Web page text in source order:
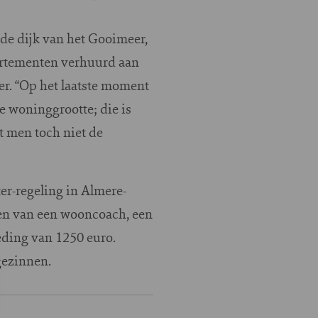
dijk van het Gooimeer,
verhuurd aan
“Op het laatste moment
woninggrootte; die is
men toch niet de
regeling in Almere-
van een wooncoach, een
van 1250 euro.